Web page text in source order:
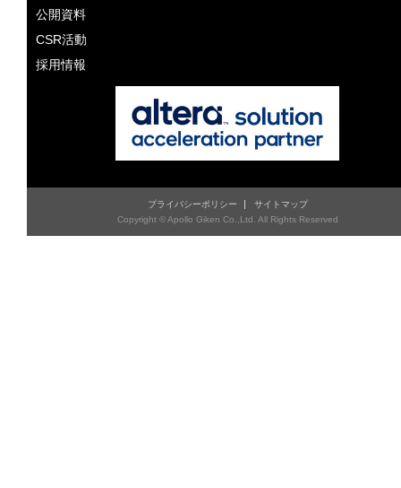
公開資料
CSR活動
採用情報
プライバシーポリシー
サイトマップ
Copyright © Apollo Giken Co.,Ltd. All Rights Reserved